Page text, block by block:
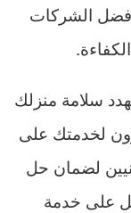
الشركات
سلامة منزلك
لخدمتك على
لضمان حل
على خدمة